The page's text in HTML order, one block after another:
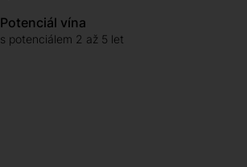
Potenciál vína
s potenciálem 2 až 5 let